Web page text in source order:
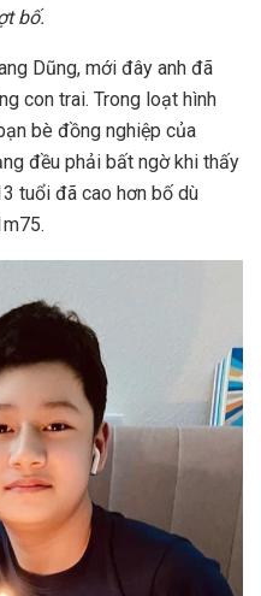
bố.
Dũng, mới đây anh đã
con trai. Trong loạt hình
bè đồng nghiệp của
đều phải bất ngờ khi thấy
tuổi đã cao hơn bố dù